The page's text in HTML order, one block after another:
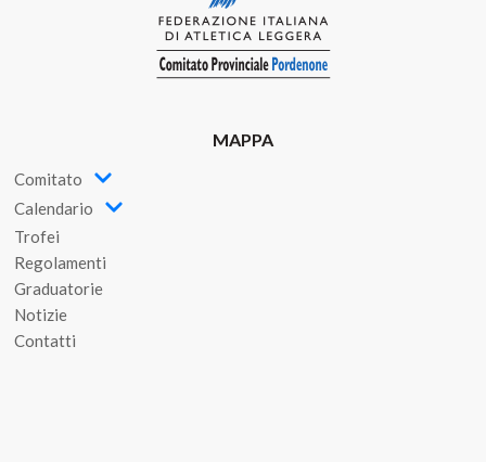
MAPPA
Comitato
Calendario
Trofei
Regolamenti
Graduatorie
Notizie
Contatti